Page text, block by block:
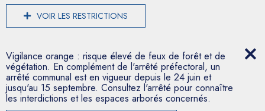
VOIR LES RESTRICTIONS
Vigilance orange : risque élevé de feux de forêt et de
végétation. En complément de l'arrêté préfectoral, un
arrêté communal est en vigueur depuis le 24 juin et
jusqu'au 15 septembre. Consultez l'arrêté pour connaître
les interdictions et les espaces arborés concernés.